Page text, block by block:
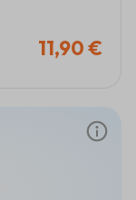
11,90 €